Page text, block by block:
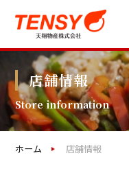
店舗情報
Store information
ホーム 店舗情報